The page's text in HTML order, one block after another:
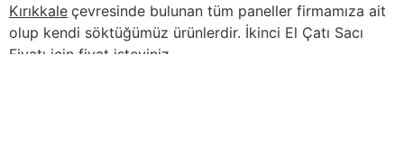
Kırıkkale çevresinde bulunan tüm paneller firmamıza ait
olup kendi söktüğümüz ürünlerdir. İkinci El Çatı Sacı
Fiyatı için fiyat isteyiniz.